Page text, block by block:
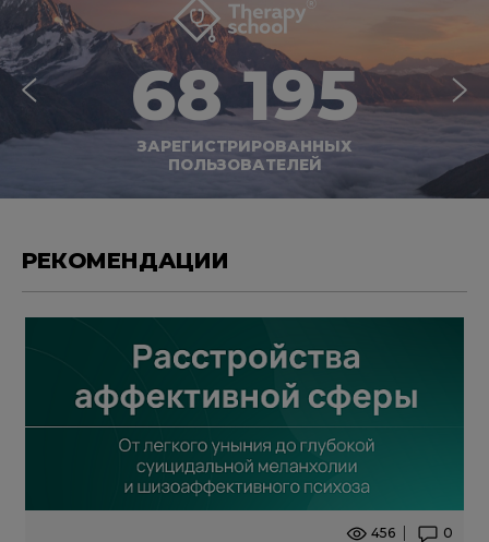
68 195
ЗАРЕГИСТРИРОВАННЫХ
ПОЛЬЗОВАТЕЛЕЙ
РЕКОМЕНДАЦИИ
456 0